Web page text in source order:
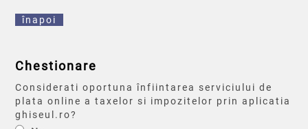
înapoi
Chestionare
Considerati oportuna înfiintarea serviciului de
plata online a taxelor si impozitelor prin aplicatia
ghiseul.ro?